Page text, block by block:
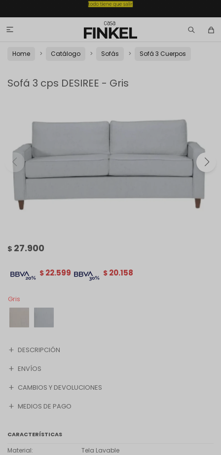

Home Catálogo Sofás Sofá 3 Cuerpos
Sofá 3 cps DESIREE - Gris
$ 27.900
$ 20.158
$ 22.599
Gris
DESCRIPCIÓN
ENVÍOS
CAMBIOS Y DEVOLUCIONES
MEDIOS DE PAGO
CARACTERÍSTICAS
Material
Tela Lavable